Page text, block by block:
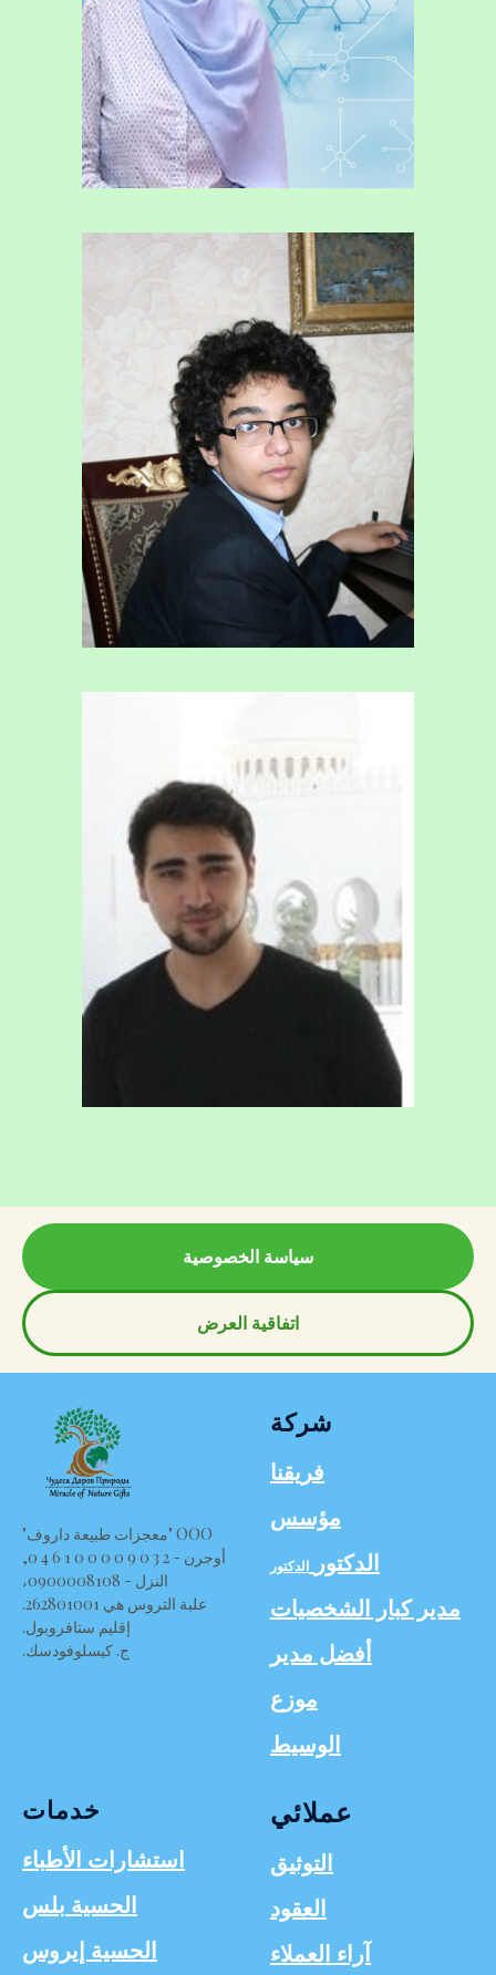
سياسة الخصوصية
اتفاقية العرض
OOO "معجزات طبيعة داروف"
أوجرن - 2 3 0 9 0 0 0 0 1 6 4 0,
النزل - 0900008108،
علبة التروس هي 262801001.
إقليم ستافروبول.
ج. كيسلوفودسك.
شركة
فريقنا
مؤسس
الدكتور
الدكتور
مدير كبار الشخصيات
أفضل مدير
موزع
الوسيط
خدمات
استشارات الأطباء
الحسية بلس
الحسية إيروس
عملائي
التوثيق
العقود
آراء العملاء